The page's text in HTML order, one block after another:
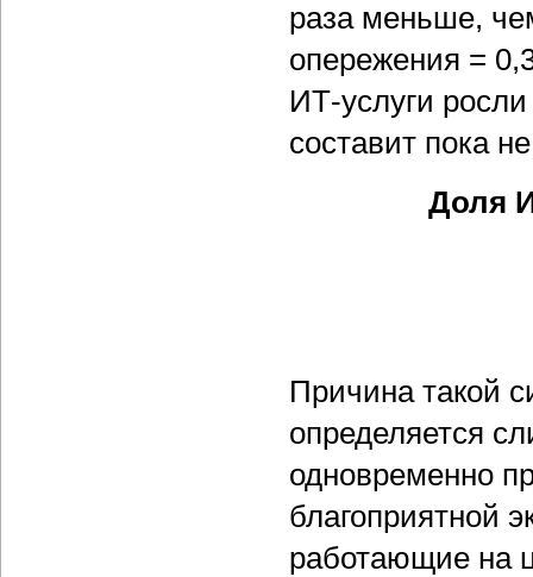
раза меньше,
опережения =
ИТ-услуги
составит пока
Доля
Причина такой
определяется
одновременно
благоприятной
работающие на